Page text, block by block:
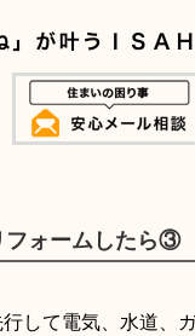
フォームしたら③
して電気、水道、